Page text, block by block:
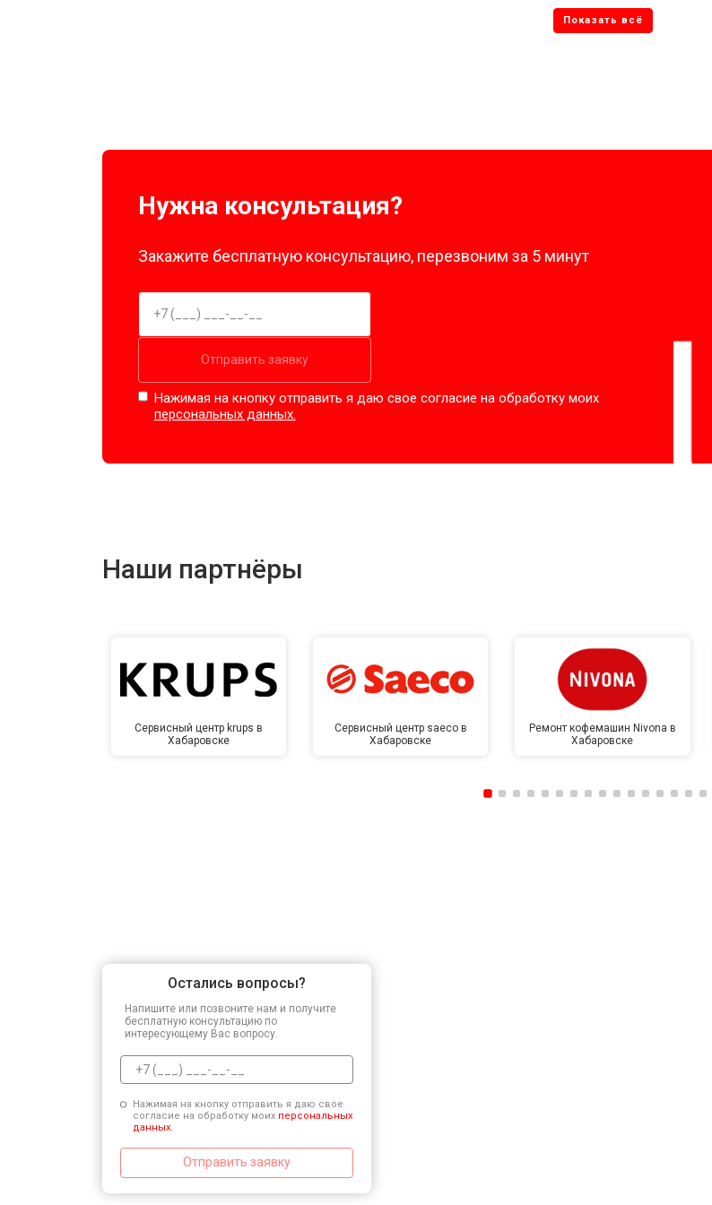
от 50 мин
Нужна консультация?
Закажите бесплатную консультацию, перезвоним за 5 минут
Отправить заявку
Нажимая на кнопку отправить я даю свое согласие на обработку моих
персональных данных.
Наши партнёры
Сервисный центр krups в
Хабаровске
Сервисный центр saeco в
Хабаровске
Ремонт кофемашин Nivona в
Хабаровске
Остались вопросы?
Напишите или позвоните нам и получите
бесплатную консультацию по
интересующему Вас вопросу.
Нажимая на кнопку отправить я даю свое
согласие на обработку моих персональных
данных.
Отправить заявку